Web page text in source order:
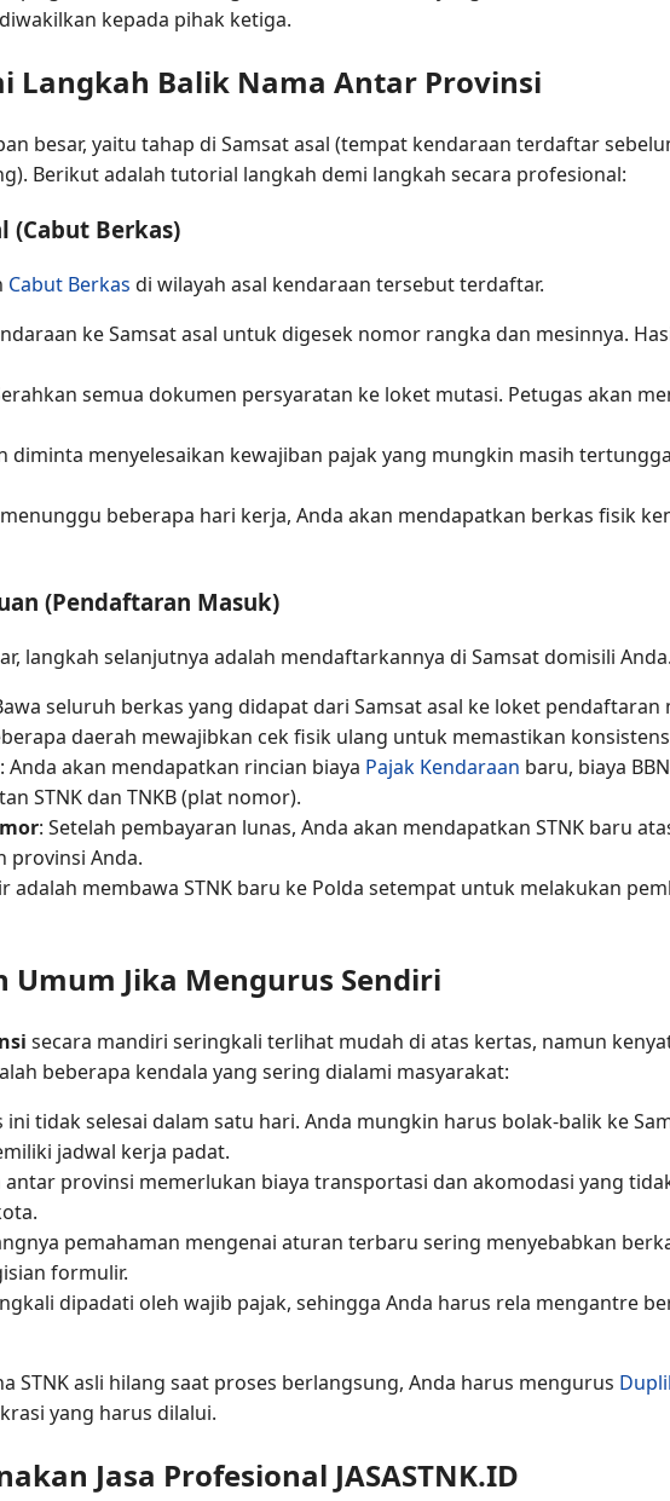
kepada pihak ketiga.
Langkah Balik Nama Antar Provinsi
besar, yaitu tahap di Samsat asal (tempat kendaraan terdaftar
Berikut adalah tutorial langkah demi langkah secara profesional:
(Cabut Berkas)
Cabut Berkas di wilayah asal kendaraan tersebut terdaftar.
ke Samsat asal untuk digesek nomor rangka dan mesinnya.
semua dokumen persyaratan ke loket mutasi. Petugas akan
diminta menyelesaikan kewajiban pajak yang mungkin masih
beberapa hari kerja, Anda akan mendapatkan berkas fisik
(Pendaftaran Masuk)
langkah selanjutnya adalah mendaftarkannya di Samsat domisili Anda.
seluruh berkas yang didapat dari Samsat asal ke loket
daerah mewajibkan cek fisik ulang untuk memastikan
: Anda akan mendapatkan rincian biaya Pajak Kendaraan baru, biaya
STNK dan TNKB (plat nomor).
: Setelah pembayaran lunas, Anda akan mendapatkan STNK baru
provinsi Anda.
adalah membawa STNK baru ke Polda setempat untuk melakukan
Umum Jika Mengurus Sendiri
secara mandiri seringkali terlihat mudah di atas kertas, namun
beberapa kendala yang sering dialami masyarakat:
ini tidak selesai dalam satu hari. Anda mungkin harus bolak-balik ke
jadwal kerja padat.
antar provinsi memerlukan biaya transportasi dan akomodasi yang
pemahaman mengenai aturan terbaru sering menyebabkan
formulir.
dipadati oleh wajib pajak, sehingga Anda harus rela mengantre
STNK asli hilang saat proses berlangsung, Anda harus mengurus
yang harus dilalui.
Jasa Profesional JASASTNK.ID